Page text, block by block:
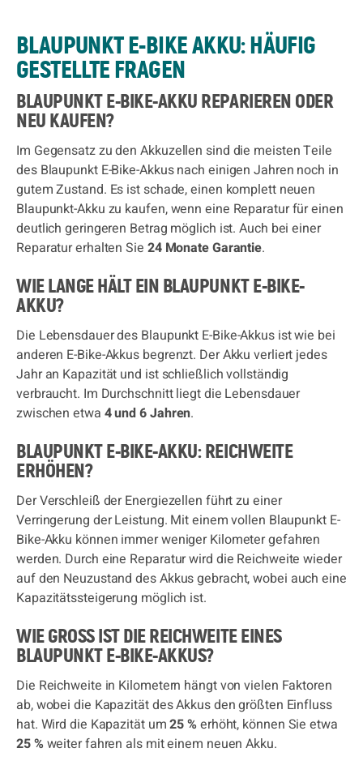
BLAUPUNKT E-BIKE AKKU: HÄUFIG
GESTELLTE FRAGEN
BLAUPUNKT E-BIKE-AKKU REPARIEREN ODER
NEU KAUFEN?
Im Gegensatz zu den Akkuzellen sind die meisten Teile
des Blaupunkt E-Bike-Akkus nach einigen Jahren noch in
gutem Zustand. Es ist schade, einen komplett neuen
Blaupunkt-Akku zu kaufen, wenn eine Reparatur für einen
deutlich geringeren Betrag möglich ist. Auch bei einer
Reparatur erhalten Sie 24 Monate Garantie.
WIE LANGE HÄLT EIN BLAUPUNKT E-BIKE-
AKKU?
Die Lebensdauer des Blaupunkt E-Bike-Akkus ist wie bei
anderen E-Bike-Akkus begrenzt. Der Akku verliert jedes
Jahr an Kapazität und ist schließlich vollständig
verbraucht. Im Durchschnitt liegt die Lebensdauer
zwischen etwa 4 und 6 Jahren.
BLAUPUNKT E-BIKE-AKKU: REICHWEITE
ERHÖHEN?
Der Verschleiß der Energiezellen führt zu einer
Verringerung der Leistung. Mit einem vollen Blaupunkt E-
Bike-Akku können immer weniger Kilometer gefahren
werden. Durch eine Reparatur wird die Reichweite wieder
auf den Neuzustand des Akkus gebracht, wobei auch eine
Kapazitätssteigerung möglich ist.
WIE GROSS IST DIE REICHWEITE EINES B
LAUPUNKT E-BIKE-AKKUS?
Die Reichweite in Kilometern hängt von vielen Faktoren
ab, wobei die Kapazität des Akkus den größten Einfluss
hat. Wird die Kapazität um25 %erhöht, können Sie etwa
25 %weiter fahren als mit einem neuen Akku.